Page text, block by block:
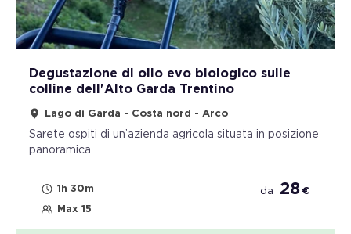
Degustazione di olio evo biologico sulle
colline dell'Alto Garda Trentino
Lago di Garda - Costa nord - Arco
Sarete ospiti di un’azienda agricola situata in posizione
panoramica
1h 30m
Max 15
da 28 €